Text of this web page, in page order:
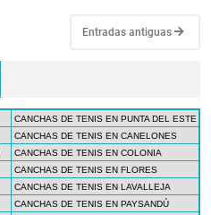
Entradas antiguas
CANCHAS DE TENIS EN PUNTA DEL ESTE
CANCHAS DE TENIS EN CANELONES
CANCHAS DE TENIS EN COLONIA
CANCHAS DE TENIS EN FLORES
CANCHAS DE TENIS EN LAVALLEJA
CANCHAS DE TENIS EN PAYSANDÚ